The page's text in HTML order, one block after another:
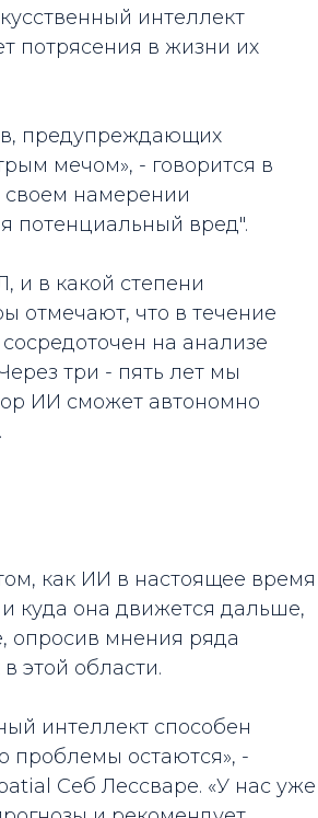
интеллект
потрясения в жизни их
предупреждающих
мечом», - говорится в
своем намерении
потенциальный вред".
и в какой степени
отмечают, что в течение
на анализе
три - пять лет мы
ИИ сможет автономно
как ИИ в настоящее время
куда она движется дальше,
опросив мнения ряда
этой области.
интеллект способен
проблемы остаются», -
Себ Лессваре. «У нас уже